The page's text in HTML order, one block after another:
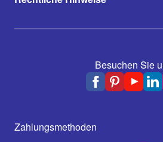
Besuchen Sie
Zahlungsmethoden